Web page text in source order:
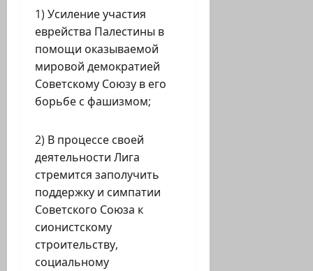
1) Усиление участия
еврейства Палестины в
помощи оказываемой
мировой демократией
Советскому Союзу в его
борьбе с фашизмом;
2) В процессе своей
деятельности Лига
стремится заполучить
поддержку и симпатии
Советского Союза к
сионистскому
строительству,
социальному